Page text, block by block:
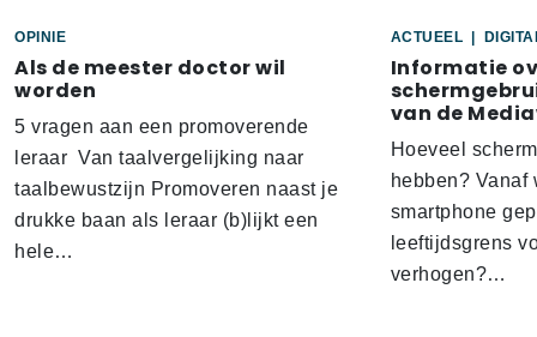
OPINIE
Als de meester doctor wil
worden
5 vragen aan een promoverende
leraar Van taalvergelijking naar
taalbewustzijn Promoveren naast je
drukke baan als leraar (b)lijkt een
hele…
ACTUEEL
Informatie
van de
Hoeveel
hebben?
smartphone
leeftijdsgrens
verhogen?…